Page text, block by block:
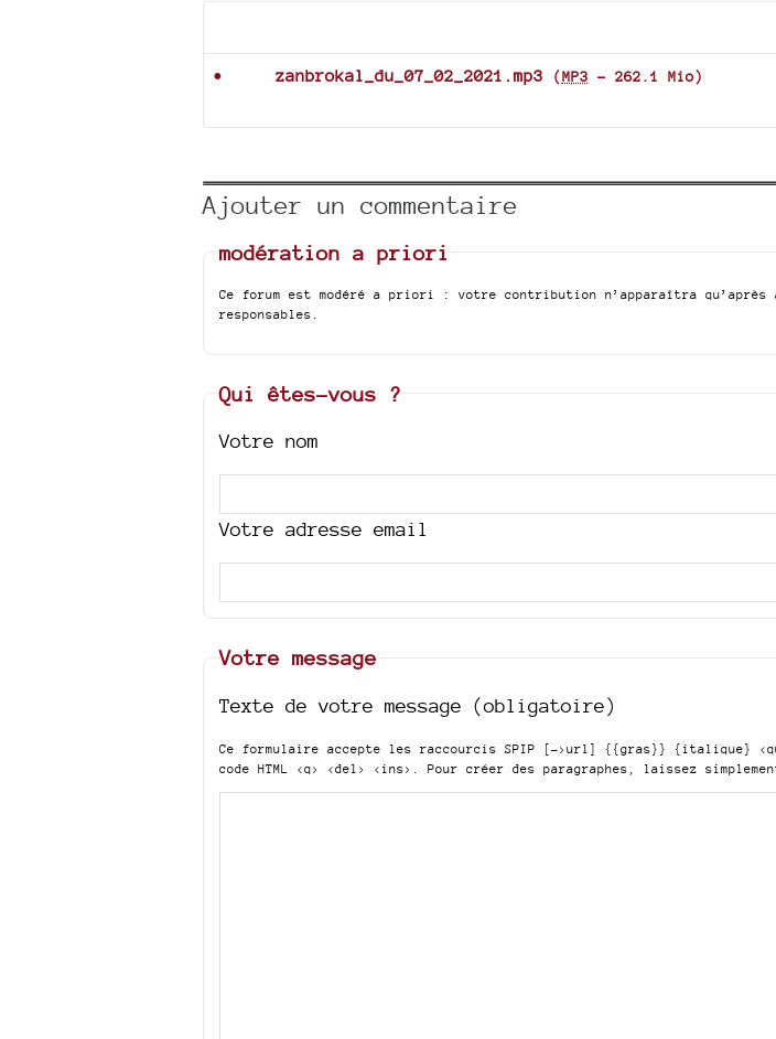
zanbrokal_du_07_02_2021.mp3 (MP3 - 262.1 Mio)
Ajouter un commentaire
modération a priori
Ce forum est modéré a priori : votre contribution n’apparaîtra
responsables.
Qui êtes-vous ?
Votre nom
Votre adresse email
Votre message
Texte de votre message (obligatoire)
Ce formulaire accepte les raccourcis SPIP [->url] {{gras}} {italique}
code HTML <q> <del> <ins> . Pour créer des paragraphes, laissez